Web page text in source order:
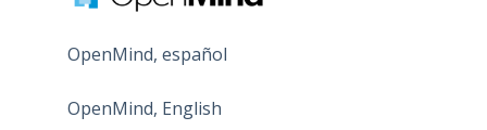
OpenMind, español
OpenMind, English